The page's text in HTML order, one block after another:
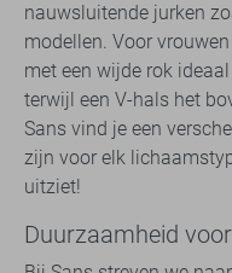
nauwsluitende jurken
modellen. Voor
met een wijde rok
terwijl een V-hals het
Sans vind je een
zijn voor elk
uitziet!
Duurzaamheid